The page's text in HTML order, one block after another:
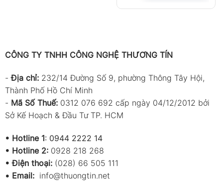
CÔNG TY TNHH CÔNG NGHỆ THƯƠNG TÍN
-Địa chỉ: 232/14 Đường Số 9, phường Thông Tây Hội,
Thành Phố Hồ Chí Minh
- Mã Số Thuế: 0312 076 692 cấp ngày 04/12/2012 bởi
Sở Kế Hoạch & Đầu Tư TP. HCM
• Hotline 1: 0944 2222 14
• Hotline 2: 0928 218 268
• Điện thoại: (028) 66 505 111
• Email: info@thuongtin.net